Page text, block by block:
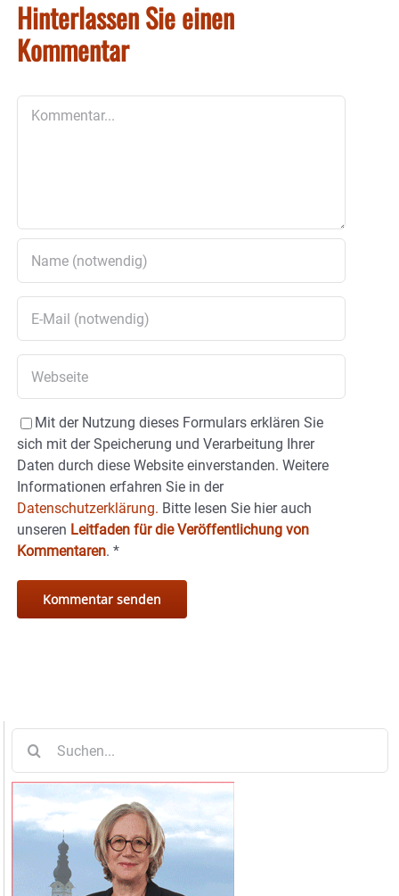
Hinterlassen Sie einen
Kommentar
Mit der Nutzung dieses Formulars erklären Sie
sich mit der Speicherung und Verarbeitung Ihrer
Daten durch diese Website einverstanden. Weitere
Informationen erfahren Sie in der
Datenschutzerklärung. Bitte lesen Sie hier auch
unseren Leitfaden für die Veröffentlichung von
Kommentaren. *
nach: